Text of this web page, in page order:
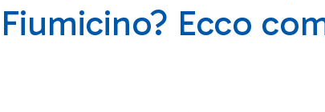
Fiumicino? Ecco